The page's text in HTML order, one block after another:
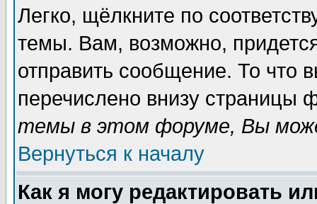
Легко, щёлкните по
темы. Вам, возможно,
отправить сообщение. То что
перечислено внизу страницы
темы в этом форуме, Вы
Вернуться к началу
Как я могу редактировать